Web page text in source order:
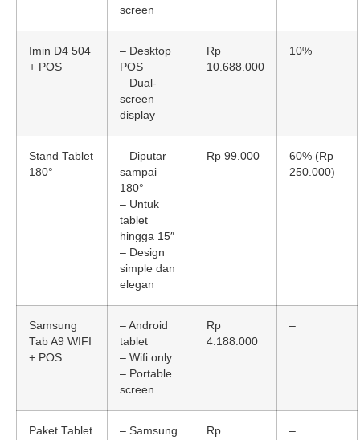
screen
Imin D4 504
+ POS
– Desktop
POS
– Dual-
screen
display
Rp
10.688.000
10%
Stand Tablet
180°
– Diputar
sampai
180°
– Untuk
tablet
hingga 15″
– Design
simple dan
elegan
Rp 99.000
60% (Rp
250.000)
Samsung
Tab A9 WIFI
+ POS
– Android
tablet
– Wifi only
– Portable
screen
Rp
4.188.000
–
Paket Tablet
– Samsung
Rp
–